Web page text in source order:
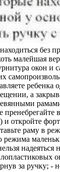
без
малейшая
окон
ребенка
а
откройте
раму в
режима
надеяться
за ручку; -